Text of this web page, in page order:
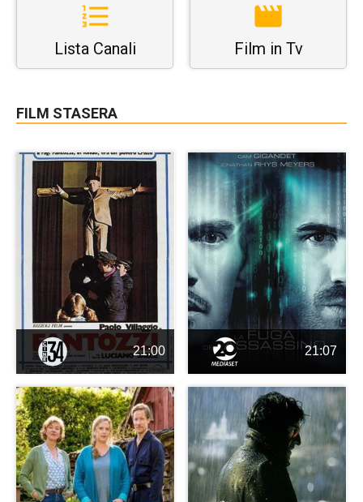
Lista Canali Film in Tv
FILM STASERA
21:00 21:07